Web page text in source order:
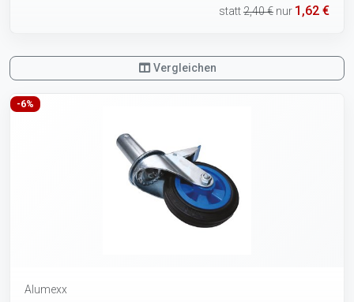
statt2,40 € nur 1,62 €
Vergleichen
-6%
Alumexx